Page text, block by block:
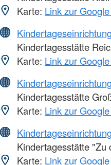
Karte: Link zur
Kindertageseinrichtung
Kindertagesstätte
Karte: Link zur
Kindertageseinrichtung
Kindertagesstätte
Karte: Link zur
Kindertageseinrichtung
Kindertagesstätte "Zu
Karte: Link zur